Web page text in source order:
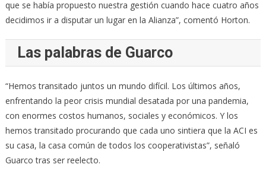
que se había propuesto nuestra gestión cuando hace cuatro años
decidimos ir a disputar un lugar en la Alianza”, comentó Horton.
Las palabras de Guarco
“Hemos transitado juntos un mundo difícil. Los últimos años,
enfrentando la peor crisis mundial desatada por una pandemia,
con enormes costos humanos, sociales y económicos. Y los
hemos transitado procurando que cada uno sintiera que la ACI es
su casa, la casa común de todos los cooperativistas”, señaló
Guarco tras ser reelecto.